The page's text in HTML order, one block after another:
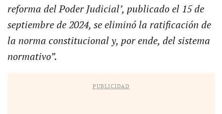
reforma del Poder Judicial’, publicado el 15 de
septiembre de 2024, se eliminó la ratificación de
la norma constitucional y, por ende, del sistema
normativo”.
PUBLICIDAD